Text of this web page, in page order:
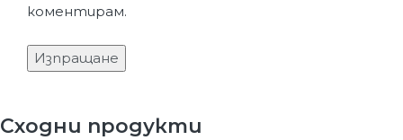
коментирам.
Сходни продукти